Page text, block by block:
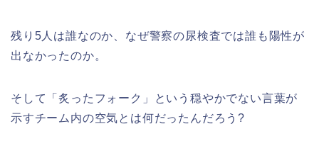
残り5人は誰なのか、なぜ警察の尿検査では誰も陽性が
出なかったのか。
そして「炙ったフォーク」という穏やかでない言葉が
示すチーム内の空気とは何だったんだろう?